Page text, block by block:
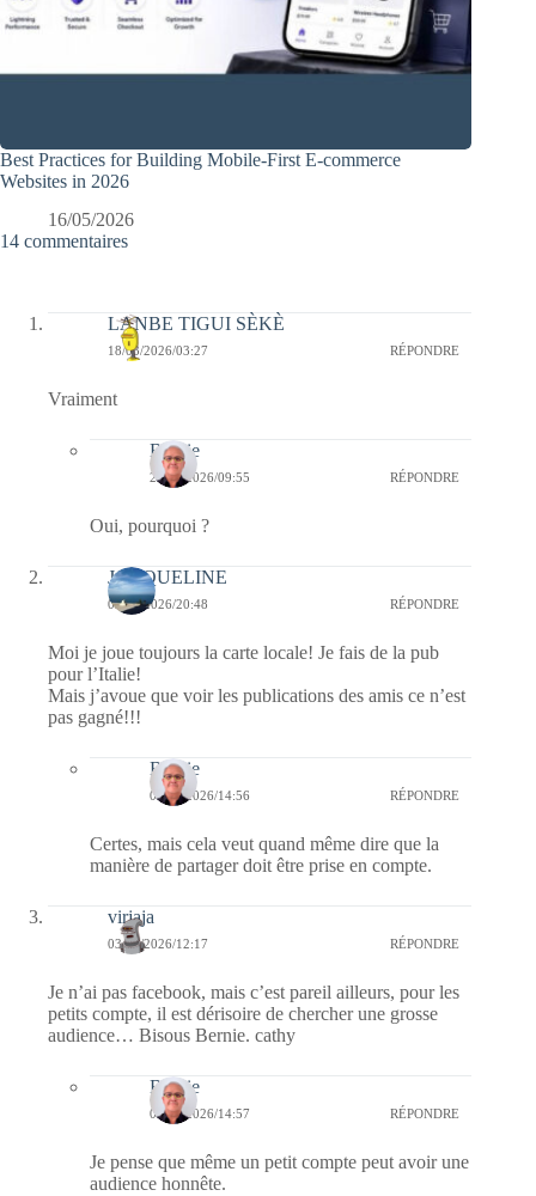
Best Practices for Building Mobile-First E-commerce
Websites in 2026
16/05/2026
14 commentaires
LANBE TIGUI SÈKÈ
18/03/2026/03:27 RÉPONDRE
Vraiment
Bernie
20/03/2026/09:55 RÉPONDRE
Oui, pourquoi ?
JACQUELINE
03/03/2026/20:48 RÉPONDRE
Moi je joue toujours la carte locale! Je fais de la pub
pour l’Italie!
Mais j’avoue que voir les publications des amis ce n’est
pas gagné!!!
Bernie
04/03/2026/14:56 RÉPONDRE
Certes, mais cela veut quand même dire que la
manière de partager doit être prise en compte.
virjaja
03/03/2026/12:17 RÉPONDRE
Je n’ai pas facebook, mais c’est pareil ailleurs, pour les
petits compte, il est dérisoire de chercher une grosse
audience… Bisous Bernie. cathy
Bernie
04/03/2026/14:57 RÉPONDRE
Je pense que même un petit compte peut avoir une
audience honnête.